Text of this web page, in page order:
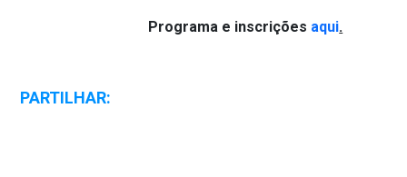
Programa e inscrições aqui.
PARTILHAR: